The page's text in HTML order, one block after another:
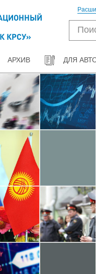
КРСУ»
АРХИВ ДЛЯ